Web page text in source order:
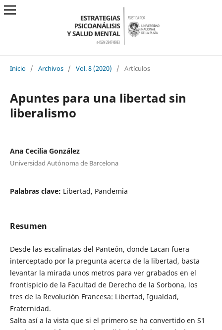
Inicio / Archivos / Vol. 8 (2020) / Artículos
Apuntes para una libertad sin
liberalismo
Ana Cecilia González
Universidad Autónoma de Barcelona
Palabras clave: Libertad, Pandemia
Resumen
Desde las escalinatas del Panteón, donde Lacan fuera
interceptado por la pregunta acerca de la libertad, basta
levantar la mirada unos metros para ver grabados en el
frontispicio de la Facultad de Derecho de la Sorbona, los
tres de la Revolución Francesa: Libertad, Igualdad,
Fraternidad.
Salta así a la vista que si el primero se ha convertido en S1